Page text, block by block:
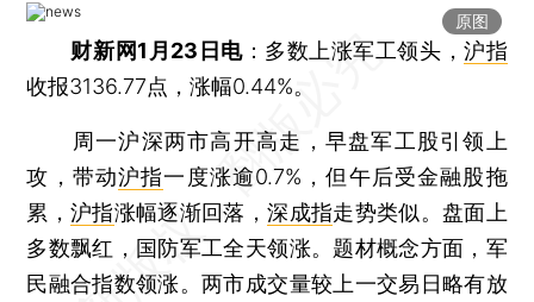
原图
财新网1月23日电：多数上涨军工领头，沪指
收报3136.77点，涨幅0.44%。
周一沪深两市高开高走，早盘军工股引领上
攻，带动沪指一度涨逾0.7%，但午后受金融股拖
累，沪指涨幅逐渐回落，深成指走势类似。盘面上
多数飘红，国防军工全天领涨。题材概念方面，军
民融合指数领涨。两市成交量较上一交易日略有放